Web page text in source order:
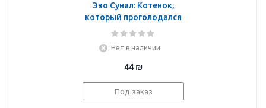
Эзо Сунал: Котенок,
который проголодался
Нет в наличии
44 ₪
Под заказ